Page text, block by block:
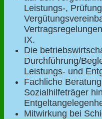
Leistungs-,
IX.
Die
Durchführung/
Leistungs- und
Fachliche
Sozialhilfeträger
Mitwirkung bei